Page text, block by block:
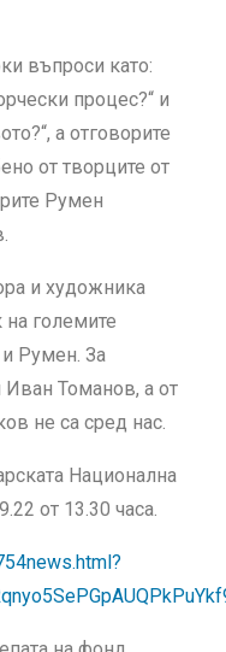
въпроси като:
процес?“ и
а отговорите
от творците от
Румен
и художника
големите
Румен. За
Томанов, а от
не са сред нас.
Национална
от 13.30 часа.